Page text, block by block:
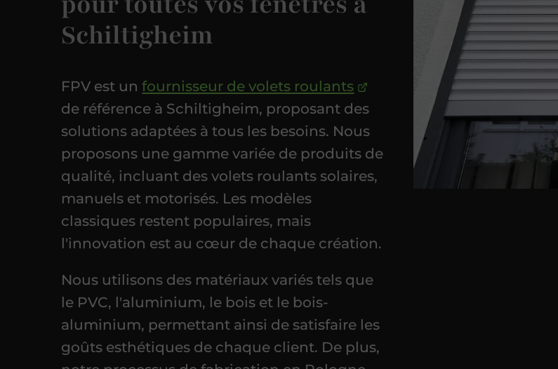
Schiltigheim
FPV est unfournisseur de volets roulants
de référence à Schiltigheim, proposant des
solutions adaptées à tous les besoins. Nous
proposons une gamme variée de produits de
qualité, incluant des volets roulants solaires,
manuels et motorisés. Les modèles
classiques restent populaires, mais
l'innovation est au cœur de chaque création.
Nous utilisons des matériaux variés tels que
le PVC, l'aluminium, le bois et le bois-
aluminium, permettant ainsi de satisfaire les
goûts esthétiques de chaque client. De plus,